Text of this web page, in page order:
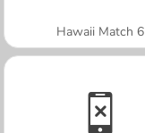
Hawaii Match 6